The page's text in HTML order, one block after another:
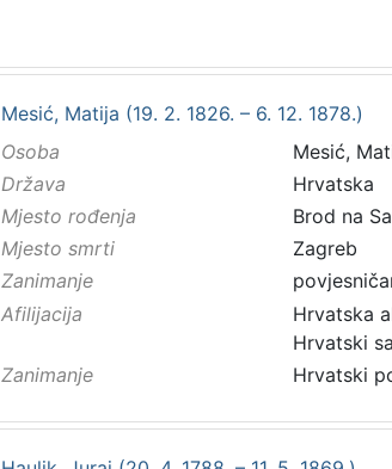
Mesić, Matija (19. 2. 1826. – 6. 12. 1878.)
Osoba
Mesić,
Država
Hrvatska
Mjesto rođenja
Brod na
Mjesto smrti
Zagreb
Zanimanje
Afilijacija
Hrvatska
Hrvatski
Zanimanje
Hrvatski